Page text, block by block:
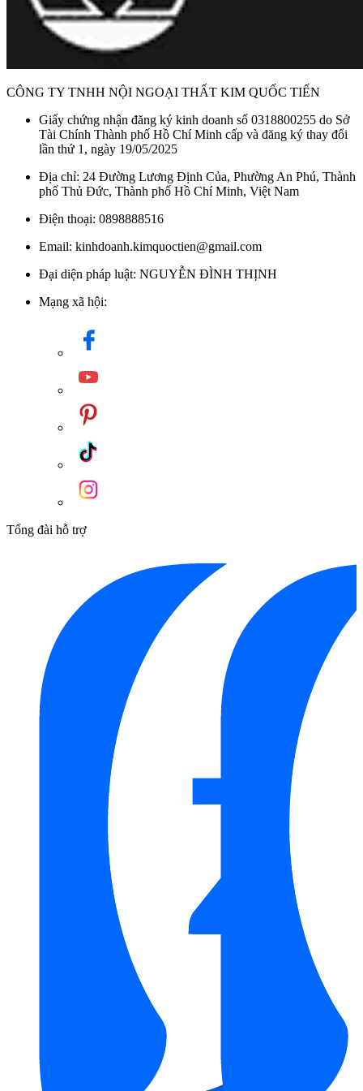
chữ nhật đứng hiện đại, nhỏ gọn
Điểm nổi bật của sản phẩm là cơ chế làm nóng trực tiếp với
công suất 4500W, giúp nước nóng lên gần như ngay lập tức
mà không cần chờ đợi, rất phù hợp với nhịp sống hiện đại.
Máy có khả năng làm nóng nước đến khoảng 55°C, đáp ứng
trên 20°C. Núm vặn điều chỉnh nhiệt độ vô cấp cho phép
người dùng dễ dàng tùy chỉnh nhiệt độ nước theo sở thích và
nhu cầu sử dụng.
trang bị cầu dao chống rò điện ELCB, tự động ngắt mạch khi
phát hiện rò rỉ điện, phòng tránh nguy cơ cháy nổ và điện giật.
Bộ ổn định nhiệt kép sẽ tự động ngắt quá trình làm nóng nếu
nhiệt độ nước đầu ra vượt quá mức cho phép, ngăn ngừa tình
trạng bỏng. Bên cạnh đó, cảm biến lưu lượng nước sẽ ngừng
hoạt động khi lưu lượng nước quá yếu (dưới 2 lít/phút), tránh
gây cháy nổ. Vỏ máy chống nước IP25 bảo vệ các linh kiện
bên trong khỏi bụi và tia nước áp suất thấp.
Máy còn đi kèm vòi sen 5 chế độ phun, mang lại nhiều lựa
chọn massage và thư giãn cho người dùng. Thanh nhiệt được
làm từ đồng nguyên chất, có độ bền cao, khả năng làm nóng
Sản phẩm cũng tương thích điện từ EMC, đảm bảo không gây
nhiễu sóng cho các thiết bị điện tử khác trong gia đình.
Nhiều tính năng hiện đại được tích hợp trong máy nước nóng trực tiếp
Nhìn chung, máy nước nóng trực tiếp Stiebel Eltron 4500W
XG 45 EC là sự lựa chọn lý tưởng cho những ai tìm kiếm một
chiếc máy nước nóng nhỏ gọn, làm nóng nhanh, an toàn và
Quý khách hàng quan tâm đến sản phẩm máy nước nóng trực
tiếp Stiebel Eltron 4500W XG 45 EC có thể liên hệ với
Kim
qua số điện thoại 0898888516 để được tư vấn và
cung cấp sản phẩm chính hãng với mức giá tốt nhất.
/
Nóng Điện STIEBEL ELTRON
STIEBEL ELTRON
CÔNG TY TNHH NỘI NGOẠI THẤT KIM QUỐC TIẾN
Giấy chứng nhận đăng ký kinh doanh số 0318800255 do Sở
Tài Chính Thành phố Hồ Chí Minh cấp và đăng ký thay đổi
lần thứ 1, ngày 19/05/2025
Địa chỉ: 24 Đường Lương Định Của, Phường An Phú, Thành
phố Thủ Đức, Thành phố Hồ Chí Minh, Việt Nam
Điện thoại: 0898888516
Email: kinhdoanh.kimquoctien@gmail.com
Đại diện pháp luật: NGUYỄN ĐÌNH THỊNH
Mạng xã hội:
Tổng đài hỗ trợ